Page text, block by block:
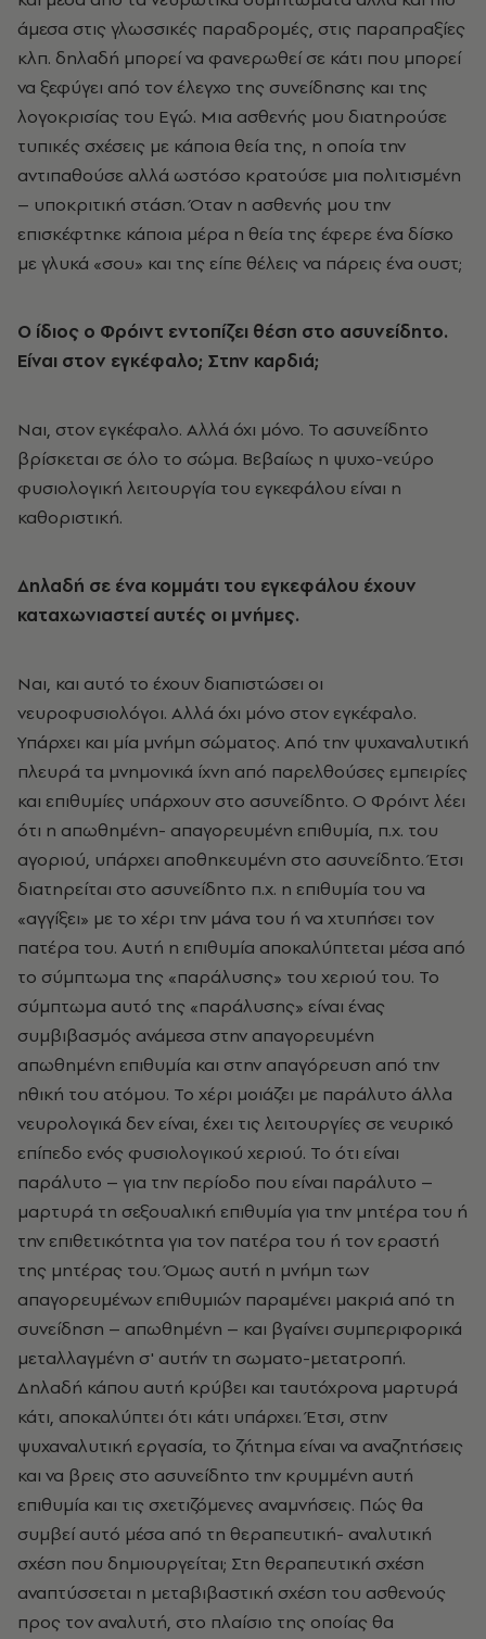
άμεσα στις γλωσσικές παραδρομές, στις παραπραξίες
κλπ. δηλαδή μπορεί να φανερωθεί σε κάτι που μπορεί
να ξεφύγει από τον έλεγχο της συνείδησης και της
λογοκρισίας του Εγώ. Μια ασθενής μου διατηρούσε
τυπικές σχέσεις με κάποια θεία της, η οποία την
αντιπαθούσε αλλά ωστόσο κρατούσε μια πολιτισμένη
– υποκριτική στάση. Όταν η ασθενής μου την
επισκέφτηκε κάποια μέρα η θεία της έφερε ένα δίσκο
με γλυκά «σου» και της είπε θέλεις να πάρεις ένα ουστ;
Ο ίδιος ο Φρόιντ εντοπίζει θέση στο ασυνείδητο.
Είναι στον εγκέφαλο; Στην καρδιά;
Ναι, στον εγκέφαλο. Αλλά όχι μόνο. Το ασυνείδητο
βρίσκεται σε όλο το σώμα. Βεβαίως η ψυχο-νεύρο
φυσιολογική λειτουργία του εγκεφάλου είναι η
καθοριστική.
Δηλαδή σε ένα κομμάτι του εγκεφάλου έχουν
καταχωνιαστεί αυτές οι μνήμες.
Ναι, και αυτό το έχουν διαπιστώσει οι
νευροφυσιολόγοι. Αλλά όχι μόνο στον εγκέφαλο.
Υπάρχει και μία μνήμη σώματος. Από την ψυχαναλυτική
πλευρά τα μνημονικά ίχνη από παρελθούσες εμπειρίες
και επιθυμίες υπάρχουν στο ασυνείδητο. Ο Φρόιντ λέει
ότι η απωθημένη- απαγορευμένη επιθυμία, π.χ. του
αγοριού, υπάρχει αποθηκευμένη στο ασυνείδητο. Έτσι
διατηρείται στο ασυνείδητο π.χ. η επιθυμία του να
«αγγίξει» με το χέρι την μάνα του ή να χτυπήσει τον
πατέρα του. Αυτή η επιθυμία αποκαλύπτεται μέσα από
το σύμπτωμα της «παράλυσης» του χεριού του. Το
σύμπτωμα αυτό της «παράλυσης» είναι ένας
συμβιβασμός ανάμεσα στην απαγορευμένη
απωθημένη επιθυμία και στην απαγόρευση από την
ηθική του ατόμου. Το χέρι μοιάζει με παράλυτο άλλα
νευρολογικά δεν είναι, έχει τις λειτουργίες σε νευρικό
επίπεδο ενός φυσιολογικού χεριού. Το ότι είναι
παράλυτο – για την περίοδο που είναι παράλυτο –
μαρτυρά τη σεξουαλική επιθυμία για την μητέρα του ή
την επιθετικότητα για τον πατέρα του ή τον εραστή
της μητέρας του. Όμως αυτή η μνήμη των
απαγορευμένων επιθυμιών παραμένει μακριά από τη
συνείδηση – απωθημένη – και βγαίνει συμπεριφορικά
μεταλλαγμένη σ' αυτήν τη σωματο-μετατροπή.
Δηλαδή κάπου αυτή κρύβει και ταυτόχρονα μαρτυρά
κάτι, αποκαλύπτει ότι κάτι υπάρχει. Έτσι, στην
ψυχαναλυτική εργασία, το ζήτημα είναι να αναζητήσεις
και να βρεις στο ασυνείδητο την κρυμμένη αυτή
επιθυμία και τις σχετιζόμενες αναμνήσεις. Πώς θα
συμβεί αυτό μέσα από τη θεραπευτική- αναλυτική
σχέση που δημιουργείται; Στη θεραπευτική σχέση
αναπτύσσεται η μεταβιβαστική σχέση του ασθενούς
προς τον αναλυτή, στο πλαίσιο της οποίας θα